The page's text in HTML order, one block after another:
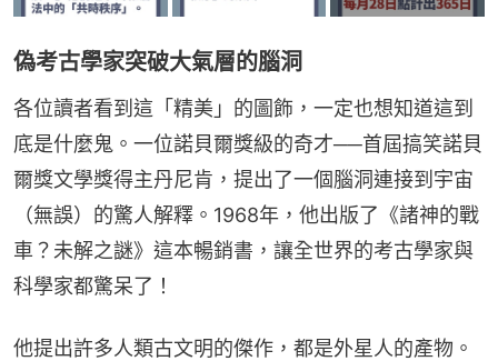
偽考古學家突破大氣層的腦洞
各位讀者看到這「精美」的圖飾，一定也想知道這到
底是什麼鬼。一位諾貝爾獎級的奇才──首屆搞笑諾貝
爾獎文學獎得主丹尼肯，提出了一個腦洞連接到宇宙
（無誤）的驚人解釋。1968年，他出版了《諸神的戰
車？未解之謎》這本暢銷書，讓全世界的考古學家與
科學家都驚呆了！
他提出許多人類古文明的傑作，都是外星人的產物。